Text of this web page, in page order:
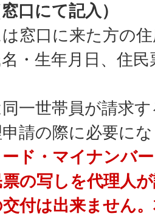
口にて記入）
窓口に来た方の
・生年月日、住
一世帯員が請求
請の際に必要に
ド・マイナンバ
の写しを代理人
付は出来ません